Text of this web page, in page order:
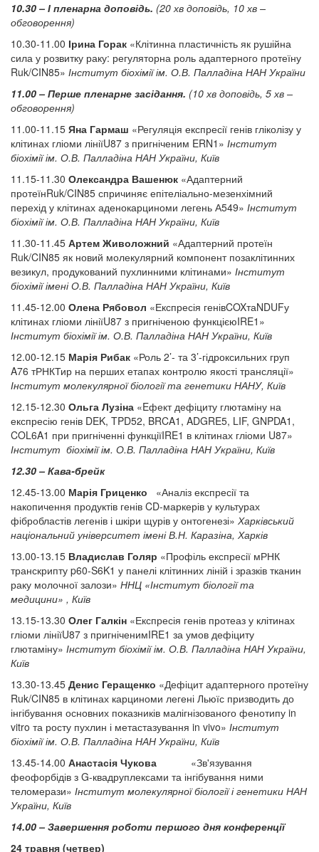
10.30 – І пленарна доповідь. (20 хв доповідь, 10 хв –
обговорення)
10.30-11.00 Ірина Горак «Клітинна пластичність як рушійна
сила у розвитку раку: регуляторна роль адаптерного протеїну
Ruk/CIN85» Інститут біохімії ім. О.В. Палладіна НАН України
11.00 – Перше пленарне засідання. (10 хв доповідь, 5 хв –
обговорення)
11.00-11.15 Яна Гармаш «Регуляція експресії генів гліколізу у
клітинах гліоми лініїU87 з пригніченим ERN1» Інститут
біохімії ім. О.В. Палладіна НАН України, Київ
11.15-11.30 Олександра Вашенюк «Адаптерний
протеїнRuk/CIN85 спричиняє епітеліально-мезенхімний
перехід у клітинах аденокарциноми легень А549» Інститут
біохімії ім. О.В. Палладіна НАН України, Київ
11.30-11.45 Артем Живоложний «Адаптерний протеїн
Ruk/CIN85 як новий молекулярний компонент позаклітинних
везикул, продукований пухлинними клітинами» Інститут
біохімії імені О.В. Палладіна НАН України, Київ
11.45-12.00 Олена Рябовол «Експресія генівCOXтаNDUFу
клітинах гліоми лініїU87 з пригніченою функцієюIRE1»
Інститут біохімії ім. О.В. Палладіна НАН України, Київ
12.00-12.15 Марія Рибак «Роль 2’- та 3’-гідроксильних груп
A76 тРНКТир на перших етапах контролю якості трансляції»
Інститут молекулярної біології та генетики НАНУ, Київ
12.15-12.30 Ольга Лузіна «Eфект дефіциту глютаміну на
експресію генів DEK, TPD52, BRCA1, ADGRE5, LIF, GNPDA1,
COL6A1 при пригніченні функціїIRE1 в клітинах гліоми U87»
Інститут біохімії ім. О.В. Палладіна НАН України, Київ
12.30 – Кава-брейк
12.45-13.00 Марія Гриценко «Аналіз експресії та
накопичення продуктів генів CD-маркерів у культурах
фібробластів легенів і шкіри щурів у онтогенезі» Харківський
національний університет імені В.Н. Каразіна, Харків
13.00-13.15 Владислав Голяр «Профіль експресії мРНК
транскрипту p60-S6K1 у панелі клітинних ліній і зразків тканин
раку молочної залози» ННЦ «Інститут біології та
медицини» , Київ
13.15-13.30 Олег Галкін «Експресія генів протеаз у клітинах
гліоми лініїU87 з пригніченимIRE1 за умов дефіциту
глютаміну» Інститут біохімії ім. О.В. Палладіна НАН України,
Київ
13.30-13.45 Денис Геращенко «Дефіцит адаптерного протеїну
Ruk/CIN85 в клітинах карциноми легені Льюїс призводить до
інгібування основних показників малігнізованого фенотипу in
vitro та росту пухлин і метастазування in vivo» Інститут
біохімії ім. О.В. Палладіна НАН України, Київ
13.45-14.00 Анастасія Чукова
«Зв'язування
феофорбідів з G-квадруплексами та інгібування ними
теломерази» Інститут молекулярної біології і генетики НАН
України, Київ
14.00 – Завершення роботи першого дня конференції
24 травня (четвер)